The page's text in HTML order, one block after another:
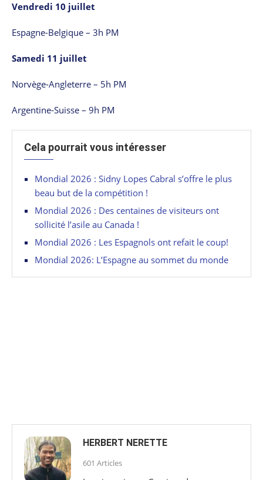
Vendredi 10 juillet
Espagne-Belgique – 3h PM
Samedi 11 juillet
Norvège-Angleterre – 5h PM
Argentine-Suisse – 9h PM
Cela pourrait vous intéresser
Mondial 2026 : Sidny Lopes Cabral s’offre le plus
beau but de la compétition !
Mondial 2026 : Des centaines de visiteurs ont
sollicité l’asile au Canada !
Mondial 2026 : Les Espagnols ont refait le coup!
Mondial 2026: L’Espagne au sommet du monde
HERBERT NERETTE
601 Articles